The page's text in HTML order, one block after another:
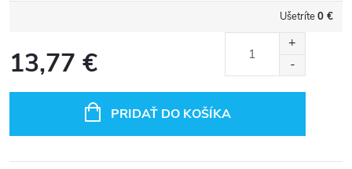
Ušetríte0 €
13,77 €
PRIDAŤ DO KOŠÍKA